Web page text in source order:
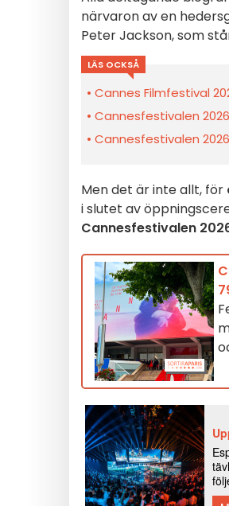
närvaron av en
Peter Jackson, som
LÄS OCKSÅ
Cannes Filmfestival
Cannesfestivalen
Cannesfestivalen
Men det är inte allt, för
i slutet av
Cannesfestivalen